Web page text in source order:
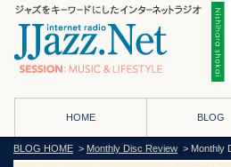
HOME BLOG
BLOG HOME > Monthly Disc Review > Monthly